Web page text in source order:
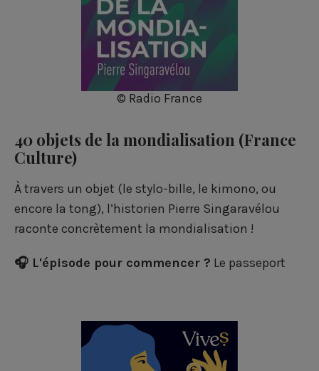
© Radio France
40 objets de la mondialisation (France
Culture)
À travers un objet (le stylo-bille, le kimono, ou
encore la tong), l’historien Pierre Singaravélou
raconte concrètement la mondialisation !
🎧 L'épisode pour commencer ? Le passeport